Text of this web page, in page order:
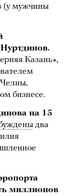
(у мужчины
Казань»,
бизнесе.
на 15
два
миллионов